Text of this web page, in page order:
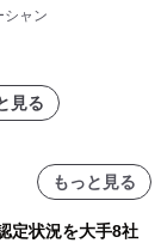
加速
シャン
見る
もっと見る
定状況を大手8社